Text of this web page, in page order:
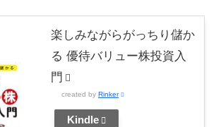
楽しみながらがっちり儲か
る 優待バリュー株投資入
門
created by Rinker
Kindle